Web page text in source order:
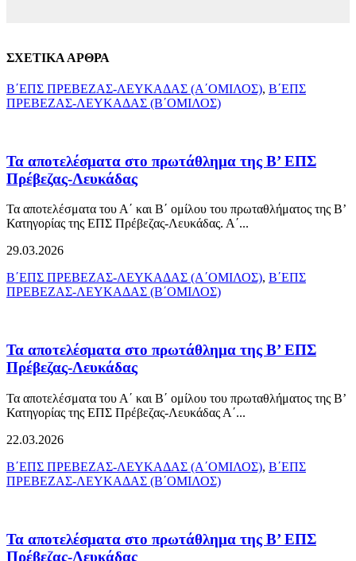
ΣΧΕΤΙΚΑ ΑΡΘΡΑ
Β΄ΕΠΣ ΠΡΕΒΕΖΑΣ-ΛΕΥΚΑΔΑΣ (Α΄ΟΜΙΛΟΣ), Β΄ΕΠΣ
ΠΡΕΒΕΖΑΣ-ΛΕΥΚΑΔΑΣ (Β΄ΟΜΙΛΟΣ)
Τα αποτελέσματα στο πρωτάθλημα της Β’ ΕΠΣ
Πρέβεζας-Λευκάδας
Τα αποτελέσματα του Α΄ και Β΄ ομίλου του πρωταθλήματος της Β’
Κατηγορίας της ΕΠΣ Πρέβεζας-Λευκάδας. Α΄...
29.03.2026
Β΄ΕΠΣ ΠΡΕΒΕΖΑΣ-ΛΕΥΚΑΔΑΣ (Α΄ΟΜΙΛΟΣ), Β΄ΕΠΣ
ΠΡΕΒΕΖΑΣ-ΛΕΥΚΑΔΑΣ (Β΄ΟΜΙΛΟΣ)
Τα αποτελέσματα στο πρωτάθλημα της Β’ ΕΠΣ
Πρέβεζας-Λευκάδας
Τα αποτελέσματα του Α΄ και Β΄ ομίλου του πρωταθλήματος της Β’
Κατηγορίας της ΕΠΣ Πρέβεζας-Λευκάδας Α΄...
22.03.2026
Β΄ΕΠΣ ΠΡΕΒΕΖΑΣ-ΛΕΥΚΑΔΑΣ (Α΄ΟΜΙΛΟΣ), Β΄ΕΠΣ
ΠΡΕΒΕΖΑΣ-ΛΕΥΚΑΔΑΣ (Β΄ΟΜΙΛΟΣ)
Τα αποτελέσματα στο πρωτάθλημα της Β’ ΕΠΣ
Πρέβεζας-Λευκάδας